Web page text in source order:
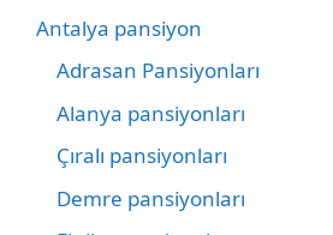
Antalya pansiyon
Adrasan Pansiyonları
Alanya pansiyonları
Çıralı pansiyonları
Demre pansiyonları